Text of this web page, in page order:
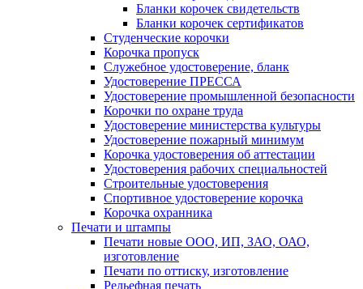
Бланки корочек свидетельств
Бланки корочек сертификатов
Студенческие корочки
Корочка пропуск
Служебное удостоверение, бланк
Удостоверение ПРЕССА
Удостоверение промышленной безопасности
Корочки по охране труда
Удостоверение министерства культуры
Удостоверение пожарный минимум
Корочка удостоверения об аттестации
Удостоверения рабочих специальностей
Строительные удостоверения
Спортивное удостоверение корочка
Корочка охранника
Печати и штампы
Печати новые ООО, ИП, ЗАО, ОАО,
изготовление
Печати по оттиску, изготовление
Рельефная печать